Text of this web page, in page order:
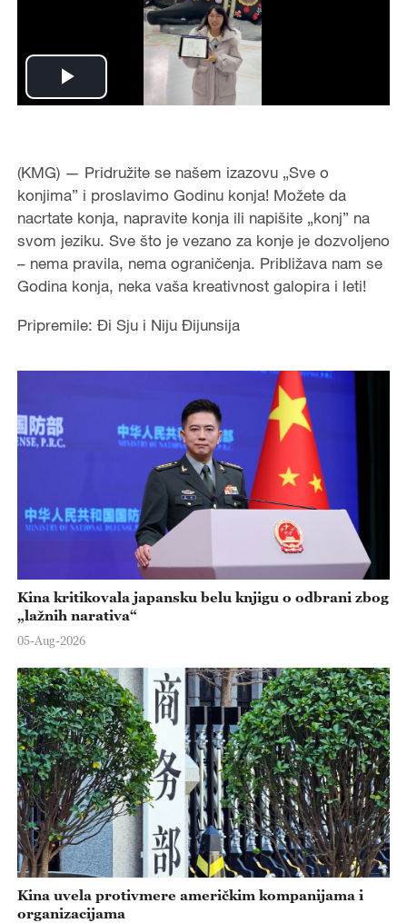
Play
(KMG) — Pridružite se našem izazovu „Sve o
konjima” i proslavimo Godinu konja! Možete da
nacrtate konja, napravite konja ili napišite „konj” na
svom jeziku. Sve što je vezano za konje je dozvoljeno
– nema pravila, nema ograničenja. Približava nam se
Godina konja, neka vaša kreativnost galopira i leti!
Pripremile: Đi Sju i Niju Đijunsija
Kina kritikovala japansku belu knjigu o odbrani zbog
„lažnih narativa“
05-Aug-2026
Kina uvela protivmere američkim kompanijama i
organizacijama